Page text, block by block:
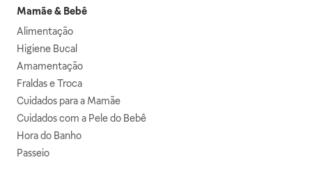
Mamãe & Bebê
Alimentação
Higiene Bucal
Amamentação
Fraldas e Troca
Cuidados para a Mamãe
Cuidados com a Pele do Bebê
Hora do Banho
Passeio